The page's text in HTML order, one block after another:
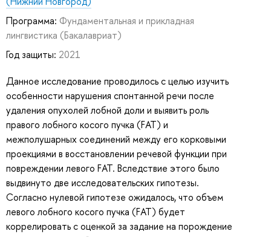
Программа: Фундаментальная и прикладная
лингвистика (Бакалавриат)
Год защиты: 2021
Данное исследование проводилось с целью изучить
особенности нарушения спонтанной речи после
удаления опухолей лобной доли и выявить роль
правого лобного косого пучка (FAT) и
межполушарных соединений между его корковыми
проекциями в восстановлении речевой функции при
повреждении левого FAT. Вследствие этого было
выдвинуто две исследовательских гипотезы.
Согласно нулевой гипотезе ожидалось, что объем
левого лобного косого пучка (FAT) будет
коррелировать с оценкой за задание на порождение